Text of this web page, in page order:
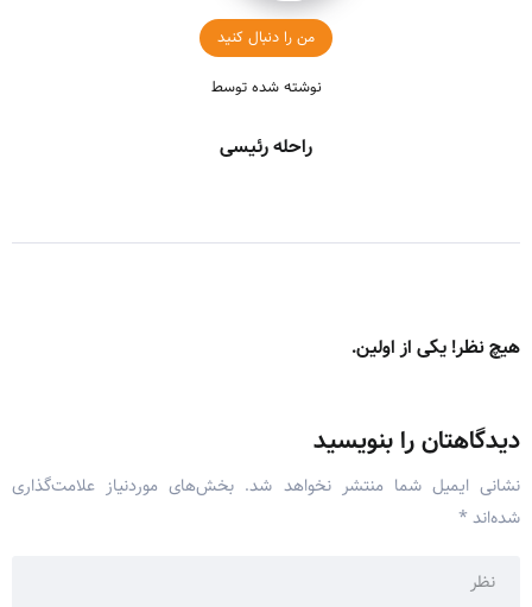
من را دنبال کنید
نوشته شده توسط
راحله رئیسی
هیچ نظر! یکی از اولین.
دیدگاهتان را بنویسید
نشانی ایمیل شما منتشر نخواهد شد. بخش‌های موردنیاز علامت‌گذاری
شده‌اند *